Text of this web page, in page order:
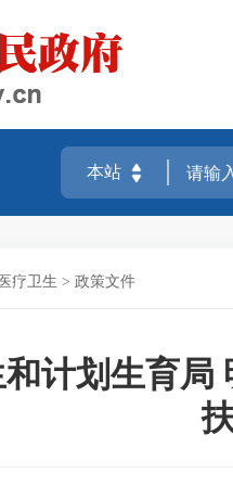
医疗卫生 > 政策文件
计划生育局